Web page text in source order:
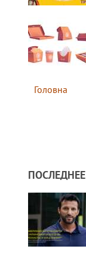
Головна
ПОСЛЕДНЕЕ